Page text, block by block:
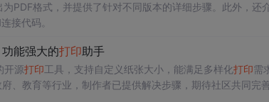
PDF格式，并提供了针对不同版本的详细步骤。此外，还
接代码。
能强大的打印助手
开源打印工具，支持自定义纸张大小，能满足多样化打印需
、教育等行业，制作者已提供解决步骤，期待社区共同完善